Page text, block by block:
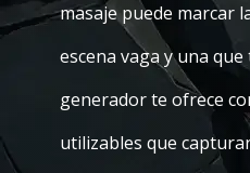
masaje puede marcar
escena vaga y una
generador te ofrece
utilizables que